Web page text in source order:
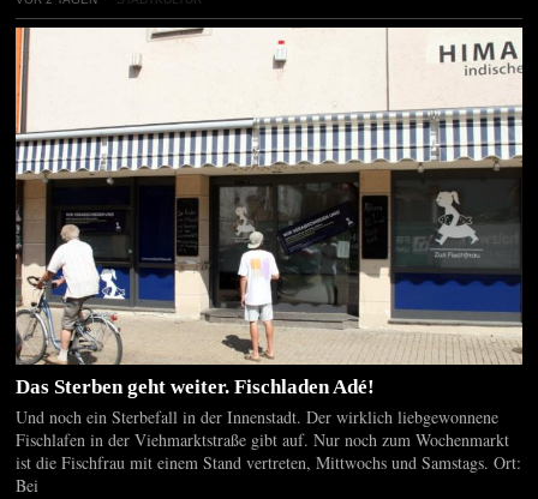
Das Sterben geht weiter. Fischladen Adé!
Und noch ein Sterbefall in der Innenstadt. Der wirklich liebgewonnene
Fischlafen in der Viehmarktstraße gibt auf. Nur noch zum Wochenmarkt
ist die Fischfrau mit einem Stand vertreten, Mittwochs und Samstags. Ort:
Bei